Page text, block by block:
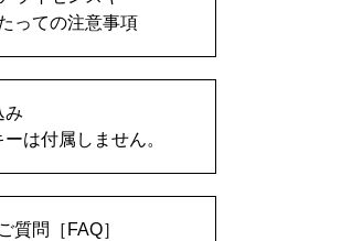
っての注意事項
み
は付属しません。
質問［FAQ］